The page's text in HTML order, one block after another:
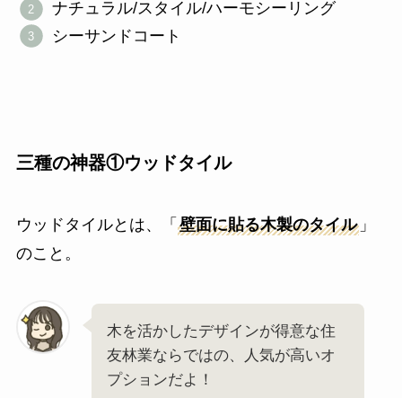
ナチュラル/スタイル/ハーモシーリング
シーサンドコート
三種の神器①ウッドタイル
ウッドタイルとは、「 壁面に貼る木製のタイル」
のこと。
木を活かしたデザインが得意な住
友林業ならではの、人気が高いオ
プションだよ！